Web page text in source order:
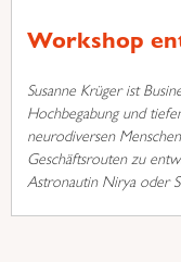
Workshop
Susanne Krüger ist
Hochbegabung und
neurodiversen
Geschäftsrouten zu
Astronautin Nirya oder